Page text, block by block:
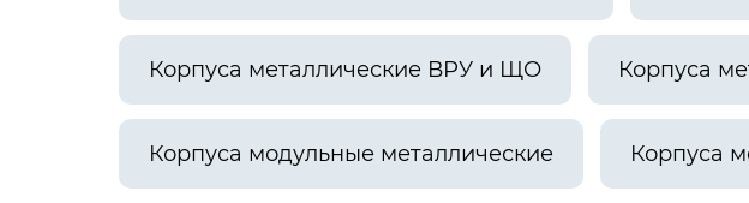
Корпуса металлические ВРУ и ЩО Корпуса
Корпуса модульные металлические Корпуса